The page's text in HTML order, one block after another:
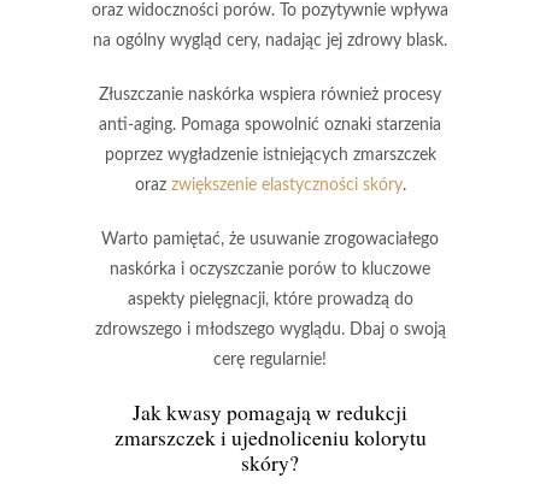
oraz widoczności porów. To pozytywnie wpływa
na ogólny wygląd cery, nadając jej zdrowy blask.
Złuszczanie naskórka wspiera również procesy
anti-aging. Pomaga spowolnić oznaki starzenia
poprzez wygładzenie istniejących zmarszczek
oraz zwiększenie elastyczności skóry.
Warto pamiętać, że usuwanie zrogowaciałego
naskórka i oczyszczanie porów to kluczowe
aspekty pielęgnacji, które prowadzą do
zdrowszego i młodszego wyglądu. Dbaj o swoją
cerę regularnie!
Jak kwasy pomagają w redukcji
zmarszczek i ujednoliceniu kolorytu
skóry?